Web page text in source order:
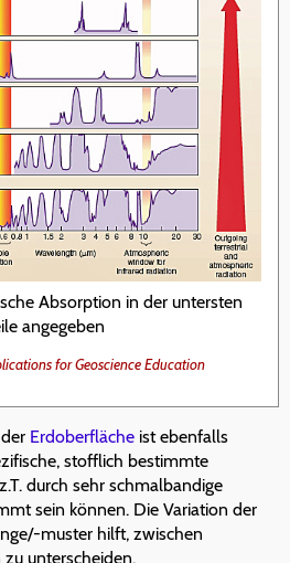
Absorption in der untersten
angegeben
for Geoscience Education
Erdoberfläche ist ebenfalls
stofflich bestimmte
durch sehr schmalbandige
sein können. Die Variation der
muster hilft, zwischen
unterscheiden.